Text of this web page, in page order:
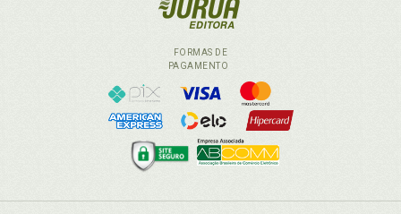
FORMAS DE
PAGAMENTO